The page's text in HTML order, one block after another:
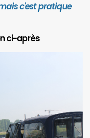
c'est pratique
ci-après